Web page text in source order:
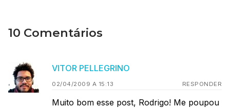
10 Comentários
VITOR PELLEGRINO
02/04/2009 A 15:13 RESPONDER
Muito bom esse post, Rodrigo! Me poupou